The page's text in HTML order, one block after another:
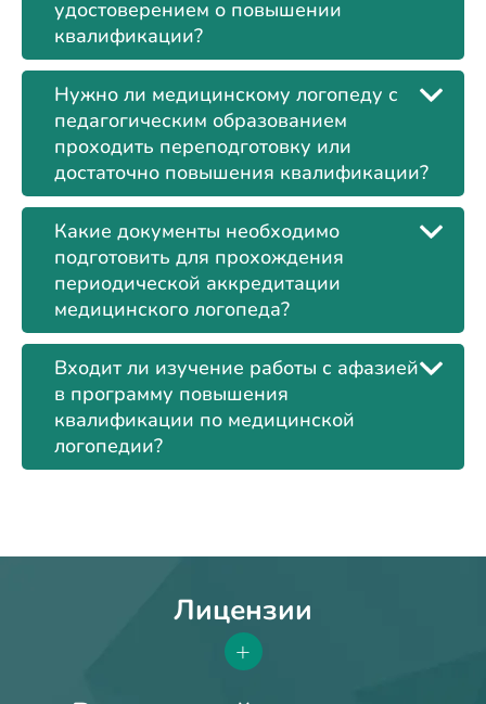
удостоверением о повышении
квалификации?
Нужно ли медицинскому логопеду с
педагогическим образованием
проходить переподготовку или
достаточно повышения квалификации?
Какие документы необходимо
подготовить для прохождения
периодической аккредитации
медицинского логопеда?
Входит ли изучение работы с афазией
в программу повышения
квалификации по медицинской
логопедии?
Лицензии
+